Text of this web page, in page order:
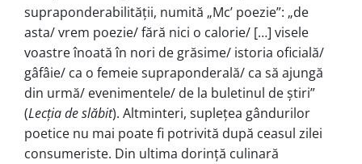
supraponderabilității, numită „Mc’ poezie”: „de
asta/ vrem poezie/ fără nici o calorie/ […] visele
voastre înoată în nori de grăsime/ istoria oficială/
gâfâie/ ca o femeie supraponderală/ ca să ajungă
din urmă/ evenimentele/ de la buletinul de știri”
(Lecția de slăbit). Altminteri, suplețea gândurilor
poetice nu mai poate fi potrivită după ceasul zilei
consumeriste. Din ultima dorință culinară